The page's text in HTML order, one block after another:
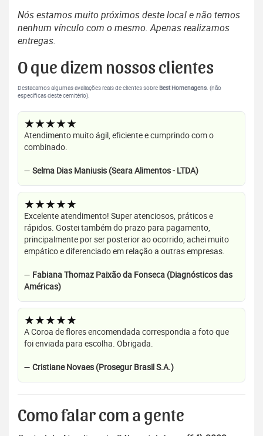
Nós estamos muito próximos deste local e não temos
nenhum vínculo com o mesmo. Apenas realizamos
entregas.
O que dizem nossos clientes
Destacamos algumas avaliações reais de clientes sobre Best Homenagens. (não
específicas deste cemitério).
★★★★★
Atendimento muito ágil, eficiente e cumprindo com o
combinado.
— Selma Dias Maniusis (Seara Alimentos - LTDA)
★★★★★
Excelente atendimento! Super atenciosos, práticos e
rápidos. Gostei também do prazo para pagamento,
principalmente por ser posterior ao ocorrido, achei muito
empático e diferenciado em relação a outras empresas.
— Fabiana Thomaz Paixão da Fonseca (Diagnósticos das
Américas)
★★★★★
A Coroa de flores encomendada correspondia a foto que
foi enviada para escolha. Obrigada.
— Cristiane Novaes (Prosegur Brasil S.A.)
Como falar com a gente